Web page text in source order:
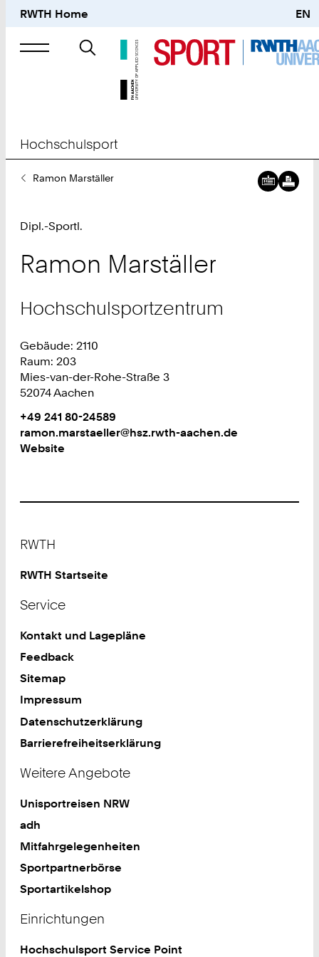
RWTH Home EN
Suche
nach
Hochschulsport
SieRamon Marställer
Dipl.-Sportl.
Ramon Marställer
Hochschulsportzentrum
Gebäude: 2110
Raum: 203
Mies-van-der-Rohe-Straße 3
52074 Aachen
Work
Telefon:
+49 241 80-24589
Work
ramon.marstaeller@hsz.rwth-aachen.de
Website
RWTH
RWTH Startseite
Service
Kontakt und Lagepläne
Feedback
Sitemap
Impressum
Datenschutzerklärung
Barrierefreiheitserklärung
Weitere Angebote
Unisportreisen NRW
adh
Mitfahrgelegenheiten
Sportpartnerbörse
Sportartikelshop
Einrichtungen
Hochschulsport Service Point